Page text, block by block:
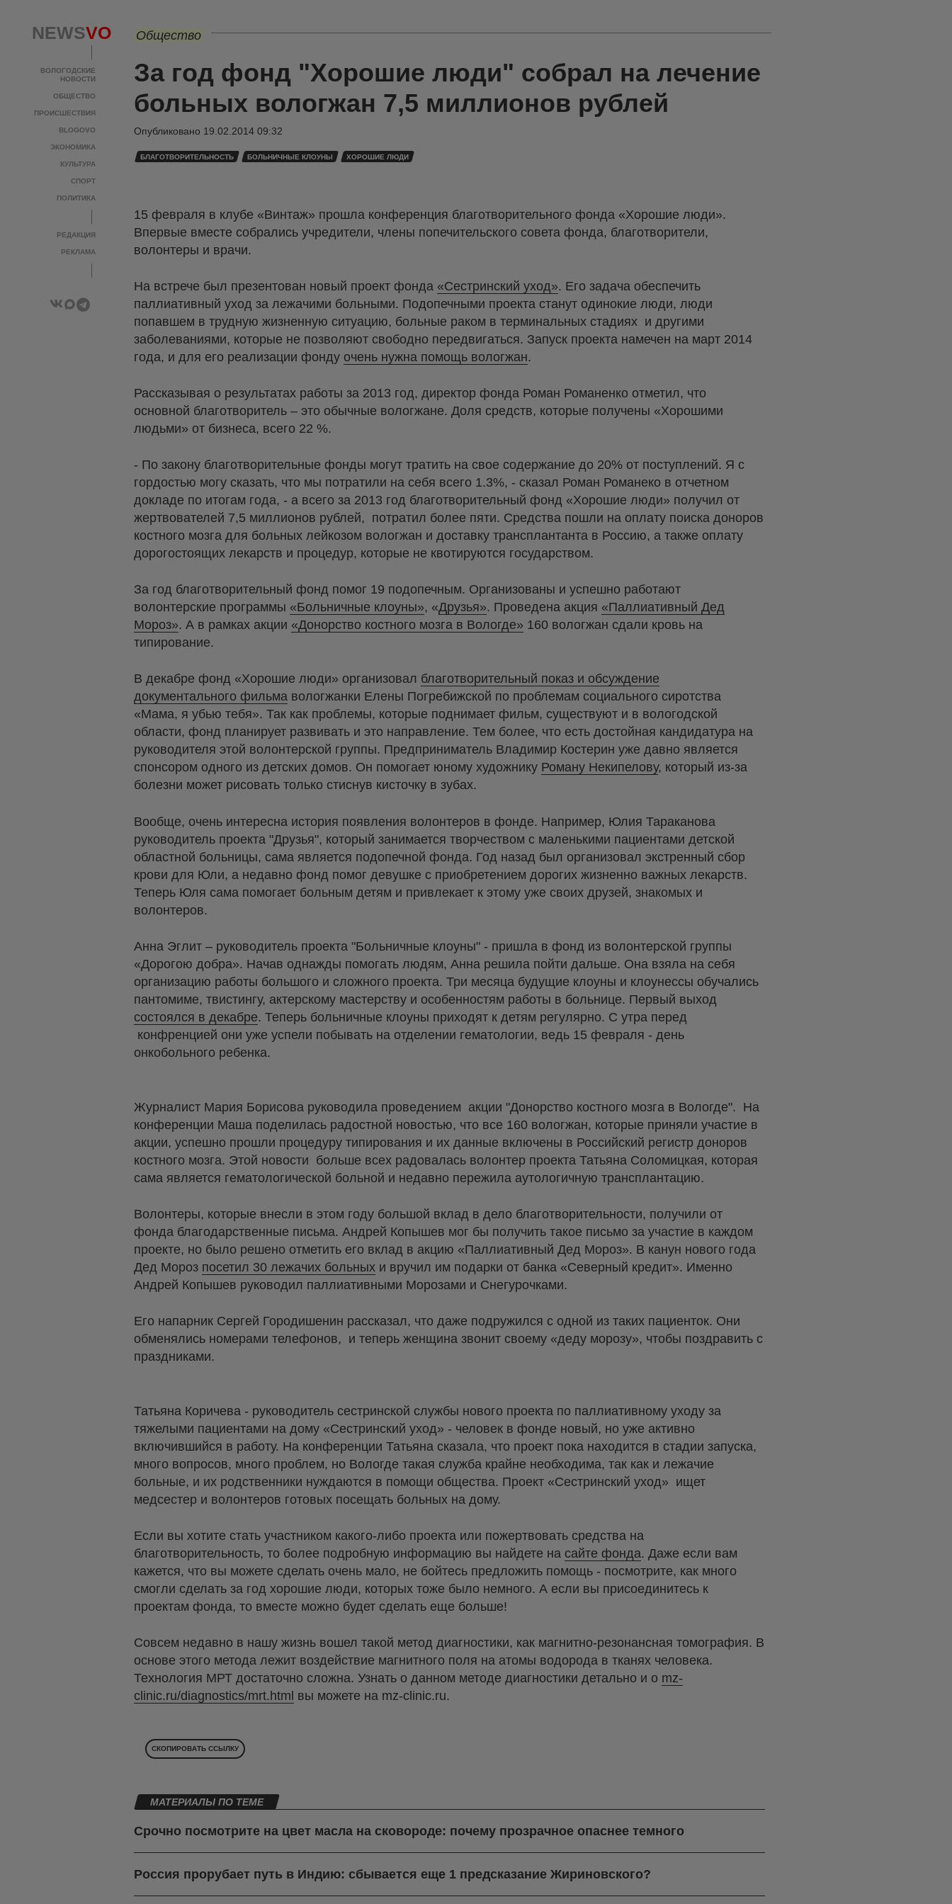
NEWSVO
ВОЛОГОДСКИЕ
НОВОСТИ
ОБЩЕСТВО
ПРОИСШЕСТВИЯ
BLOGOVO
ЭКОНОМИКА
КУЛЬТУРА
СПОРТ
ПОЛИТИКА
РЕДАКЦИЯ
РЕКЛАМА
Общество
За год фонд "Хорошие люди" собрал на лечение
больных вологжан 7,5 миллионов рублей
Опубликовано 19.02.2014 09:32
БЛАГОТВОРИТЕЛЬНОСТЬ БОЛЬНИЧНЫЕ КЛОУНЫ ХОРОШИЕ ЛЮДИ
15 февраля в клубе «Винтаж» прошла конференция благотворительного фонда «Хорошие люди».
Впервые вместе собрались учредители, члены попечительского совета фонда, благотворители,
волонтеры и врачи.
На встрече был презентован новый проект фонда «Сестринский уход». Его задача обеспечить
паллиативный уход за лежачими больными. Подопечными проекта станут одинокие люди, люди
попавшем в трудную жизненную ситуацию, больные раком в терминальных стадиях и другими
заболеваниями, которые не позволяют свободно передвигаться. Запуск проекта намечен на март 2014
года, и для его реализации фонду очень нужна помощь вологжан.
Рассказывая о результатах работы за 2013 год, директор фонда Роман Романенко отметил, что
основной благотворитель – это обычные вологжане. Доля средств, которые получены «Хорошими
людьми» от бизнеса, всего 22 %.
- По закону благотворительные фонды могут тратить на свое содержание до 20% от поступлений. Я с
гордостью могу сказать, что мы потратили на себя всего 1.3%, - сказал Роман Романеко в отчетном
докладе по итогам года, - а всего за 2013 год благотворительный фонд «Хорошие люди» получил от
жертвователей 7,5 миллионов рублей, потратил более пяти. Средства пошли на оплату поиска доноров
костного мозга для больных лейкозом вологжан и доставку трансплантанта в Россию, а также оплату
дорогостоящих лекарств и процедур, которые не квотируются государством.
За год благотворительный фонд помог 19 подопечным. Организованы и успешно работают
волонтерские программы «Больничные клоуны», «Друзья». Проведена акция «Паллиативный Дед
Мороз». А в рамках акции «Донорство костного мозга в Вологде» 160 вологжан сдали кровь на
типирование.
В декабре фонд «Хорошие люди» организовал благотворительный показ и обсуждение
документального фильма вологжанки Елены Погребижской по проблемам социального сиротства
«Мама, я убью тебя». Так как проблемы, которые поднимает фильм, существуют и в вологодской
области, фонд планирует развивать и это направление. Тем более, что есть достойная кандидатура на
руководителя этой волонтерской группы. Предприниматель Владимир Костерин уже давно является
спонсором одного из детских домов. Он помогает юному художнику Роману Некипелову, который из-за
болезни может рисовать только стиснув кисточку в зубах.
Вообще, очень интересна история появления волонтеров в фонде. Например, Юлия Тараканова
руководитель проекта "Друзья", который занимается творчеством с маленькими пациентами детской
областной больницы, сама является подопечной фонда. Год назад был организовал экстренный сбор
крови для Юли, а недавно фонд помог девушке с приобретением дорогих жизненно важных лекарств.
Теперь Юля сама помогает больным детям и привлекает к этому уже своих друзей, знакомых и
волонтеров.
Анна Эглит – руководитель проекта "Больничные клоуны" - пришла в фонд из волонтерской группы
«Дорогою добра». Начав однажды помогать людям, Анна решила пойти дальше. Она взяла на себя
организацию работы большого и сложного проекта. Три месяца будущие клоуны и клоунессы обучались
пантомиме, твистингу, актерскому мастерству и особенностям работы в больнице. Первый выход
состоялся в декабре. Теперь больничные клоуны приходят к детям регулярно. С утра перед
конфренцией они уже успели побывать на отделении гематологии, ведь 15 февраля - день
онкобольного ребенка.
Журналист Мария Борисова руководила проведением акции "Донорство костного мозга в Вологде". На
конференции Маша поделилась радостной новостью, что все 160 вологжан, которые приняли участие в
акции, успешно прошли процедуру типирования и их данные включены в Российский регистр доноров
костного мозга. Этой новости больше всех радовалась волонтер проекта Татьяна Соломицкая, которая
сама является гематологической больной и недавно пережила аутологичную трансплантацию.
Волонтеры, которые внесли в этом году большой вклад в дело благотворительности, получили от
фонда благодарственные письма. Андрей Копышев мог бы получить такое письмо за участие в каждом
проекте, но было решено отметить его вклад в акцию «Паллиативный Дед Мороз». В канун нового года
Дед Мороз посетил 30 лежачих больных и вручил им подарки от банка «Северный кредит». Именно
Андрей Копышев руководил паллиативными Морозами и Снегурочками.
Его напарник Сергей Городишенин рассказал, что даже подружился с одной из таких пациенток. Они
обменялись номерами телефонов, и теперь женщина звонит своему «деду морозу», чтобы поздравить с
праздниками.
Татьяна Коричева - руководитель сестринской службы нового проекта по паллиативному уходу за
тяжелыми пациентами на дому «Сестринский уход» - человек в фонде новый, но уже активно
включившийся в работу. На конференции Татьяна сказала, что проект пока находится в стадии запуска,
много вопросов, много проблем, но Вологде такая служба крайне необходима, так как и лежачие
больные, и их родственники нуждаются в помощи общества. Проект «Сестринский уход» ищет
медсестер и волонтеров готовых посещать больных на дому.
Если вы хотите стать участником какого-либо проекта или пожертвовать средства на
благотворительность, то более подробную информацию вы найдете на сайте фонда. Даже если вам
кажется, что вы можете сделать очень мало, не бойтесь предложить помощь - посмотрите, как много
смогли сделать за год хорошие люди, которых тоже было немного. А если вы присоединитесь к
проектам фонда, то вместе можно будет сделать еще больше!
Совсем недавно в нашу жизнь вошел такой метод диагностики, как магнитно-резонансная томография. В
основе этого метода лежит воздействие магнитного поля на атомы водорода в тканях человека.
Технология МРТ достаточно сложна. Узнать о данном методе диагностики детально и о mz-
clinic.ru/diagnostics/mrt.html вы можете на mz-clinic.ru.
СКОПИРОВАТЬ ССЫЛКУ
МАТЕРИАЛЫ ПО ТЕМЕ
Срочно посмотрите на цвет масла на сковороде: почему прозрачное опаснее темного
Россия прорубает путь в Индию: сбывается еще 1 предсказание Жириновского?